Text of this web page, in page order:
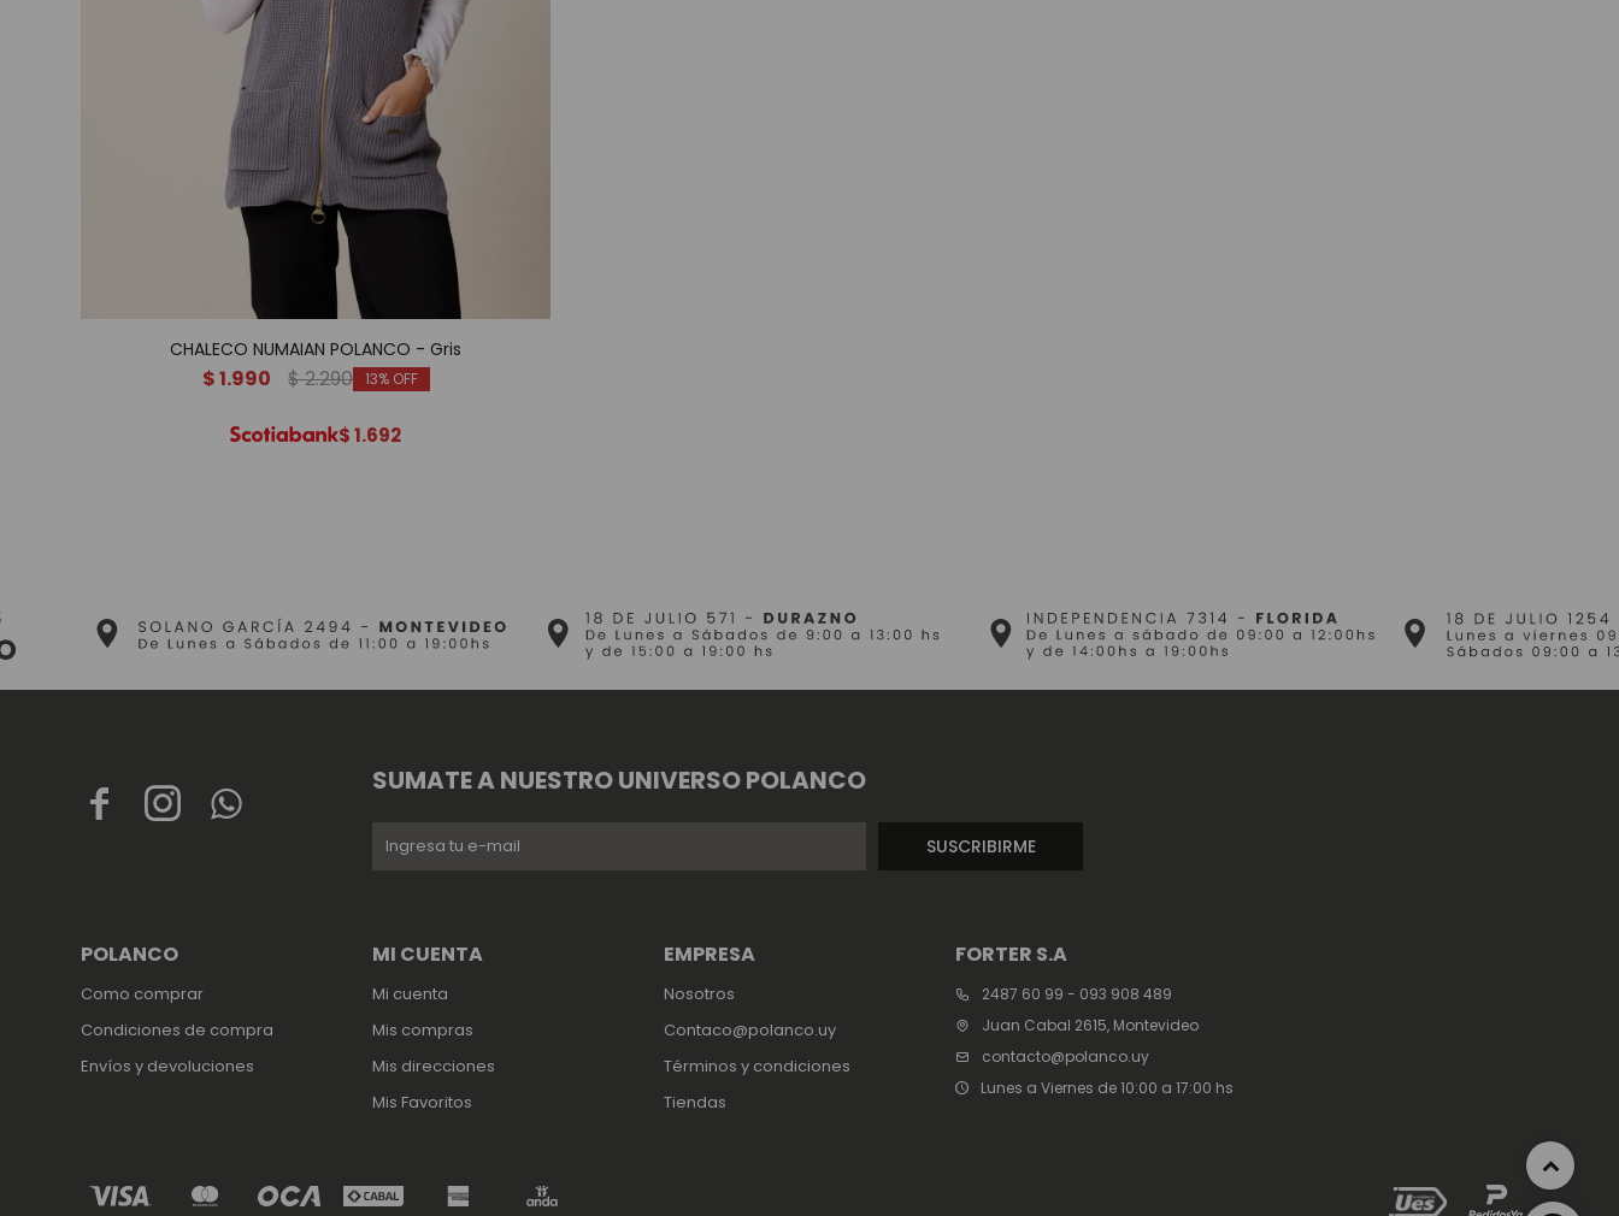
CHALECO NUMAIAN POLANCO - Gris
$1.990 $2.290 13
$1.692
  
FORTER S.A
2487 60 99 - 093 908 489
Juan Cabal 2615, Montevideo
contacto@polanco.uy
Lunes a Viernes de 10:00 a 17:00 hs
EMPRESA
Nosotros
Contaco@polanco.uy
Términos y condiciones
Tiendas
POLANCO
Como comprar
Condiciones de compra
Envíos y devoluciones
MI CUENTA
Mi cuenta
Mis compras
Mis direcciones
Mis Favoritos
SUMATE A NUESTRO UNIVERSO POLANCO
SUSCRIBIRME